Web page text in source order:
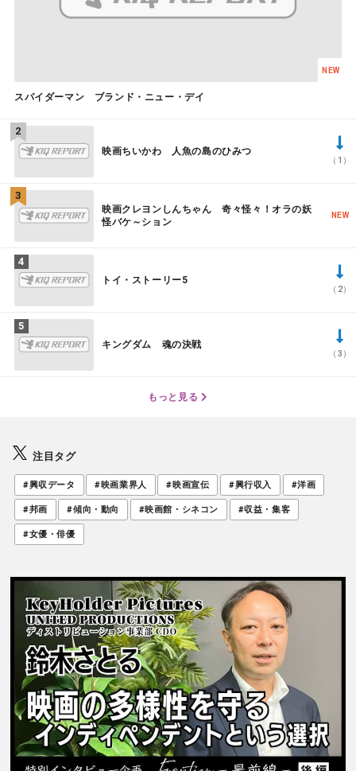
スパイダーマン ブランド・ニュー・デイ
NEW
映画ちいかわ 人魚の島のひみつ
（1）
映画クレヨンしんちゃん 奇々怪々！オラの妖
怪バケ～ション
NEW
トイ・ストーリー5
（2）
キングダム 魂の決戦
（3）
もっと見る
注目タグ
#興収データ #映画業界人 #映画宣伝 #興行収入 #洋画
#邦画 #傾向・動向 #映画館・シネコン #収益・集客
#女優・俳優